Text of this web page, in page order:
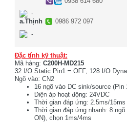
-
a.Thịnh
0986 972 097
-
Đặc tính kỹ thuật:
Mã hàng: C200H-MD215
32 I/O Static Pin1 = OFF, 128 I/O
Ngõ vào: CN2
16 ngõ vào DC sink/source (Pin
Điện áp hoạt động: 24VDC
Thời gian đáp ứng: 2.5ms/15ms
Thời gian đáp ứng nhanh: 8 ngõ
ON), chọn 1ms/4ms